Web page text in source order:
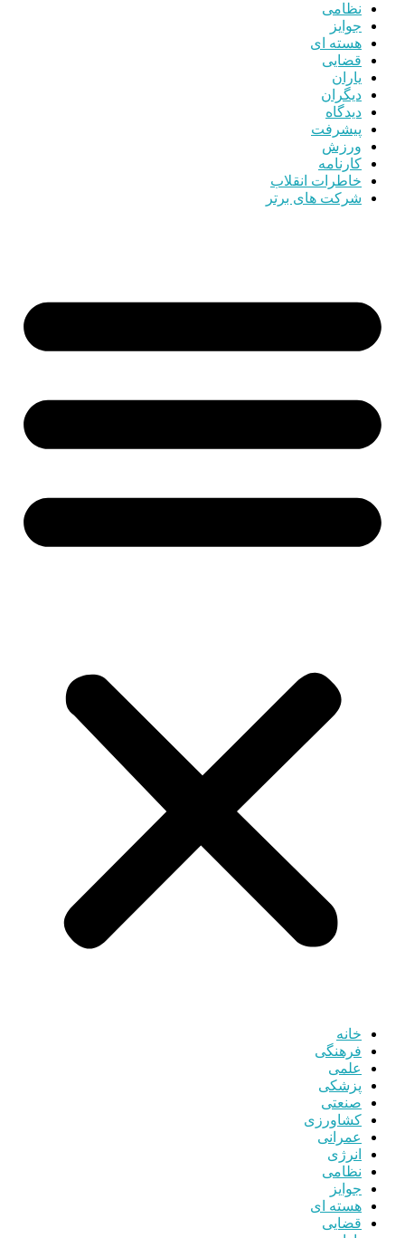
نظامی
جوایز
هسته ای
قضایی
یاران
دیگران
دیدگاه
پیشرفت
ورزش
کارنامه
خاطرات انقلاب
شرکت های برتر
خانه
فرهنگی
علمی
پزشکی
صنعتی
کشاورزی
عمرانی
انرژی
نظامی
جوایز
هسته ای
قضایی